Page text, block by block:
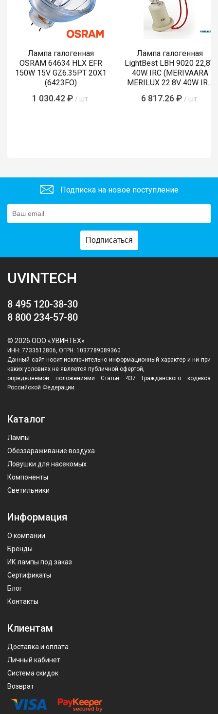
Лампа галогенная
OSRAM 64634 HLX EFR
150W 15V GZ6.35PT 20X1
(6423FO)
1 030.42 ₽ / шт.
Лампа галогенная
LightBest LBH 9020 22,8V
40W IRC (MERIVAARA
MERILUX 22.8V 40W IRC
6 817.26 ₽ / шт.
Подписка на новое поступление
Подписаться
UVINTECH
8 495 120-38-30
8 800 234-57-80
© 2026 ООО «УВИНТЕХ»
ИНН: 7733512806, ОГРН: 1037789089360
Данный сайт носит исключительно информационный характер и ни при
каких условиях не является публичной офертой,
определяемой положениями Статьи 437 Гражданского кодекса
Российской Федерации.
Каталог
Лампы
Обеззараживание воздуха
Ловушки для насекомых
Компоненты
Светильники
Информация
О компании
Бренды
ИК лампы под заказ
Сертификаты
Блог
Контакты
Клиентам
Доставка и оплата
Личный кабинет
Система скидок
Возврат